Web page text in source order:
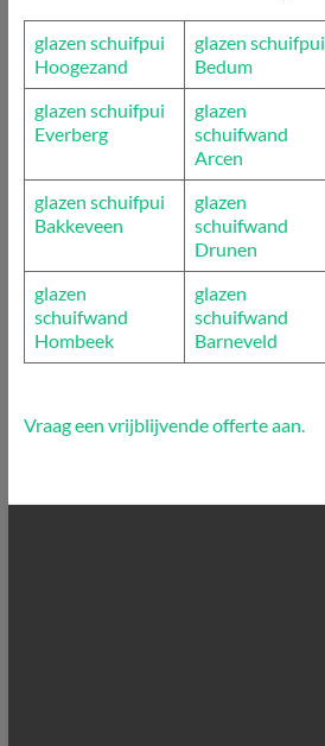
glazen schuifpui
Hoogezand
glazen schuifpui
Bedum
glazen schuifpui
Everberg
glazen
schuifwand
Arcen
glazen schuifpui
Bakkeveen
glazen
schuifwand
Drunen
glazen
schuifwand
Hombeek
glazen
schuifwand
Barneveld
Vraag een vrijblijvende offerte aan.